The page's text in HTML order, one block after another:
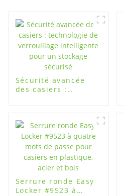
Sécurité avancée
des casiers :
intelligente pour un
stockage sécurisé
Serrure ronde Easy
Locker #9523 à